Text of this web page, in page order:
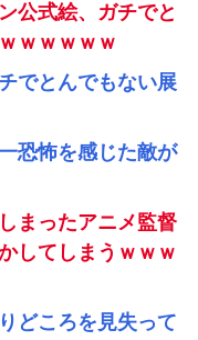
公式絵、ガチでと
ｗｗｗｗｗ
でとんでもない展
恐怖を感じた敵が
まったアニメ監督
してしまうｗｗｗ
どころを見失って